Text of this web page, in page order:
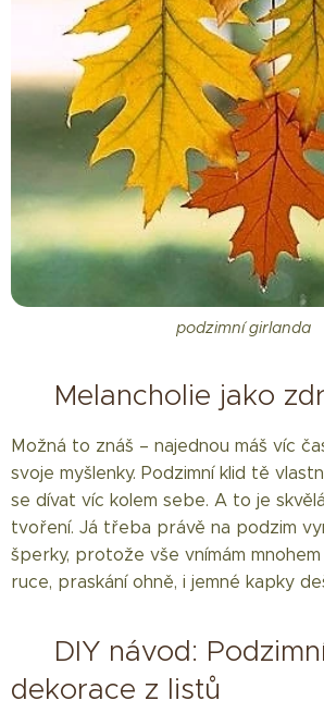
podzimní girlanda
🌙 Melancholie jako
Možná to znáš – najednou máš víc
svoje myšlenky. Podzimní klid tě
se dívat víc kolem sebe. A to je
tvoření. Já třeba právě na podzim
šperky, protože vše vnímám mnohem
ruce, praskání ohně, i jemné kapky
🍁 DIY návod:
dekorace z listů